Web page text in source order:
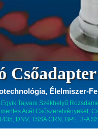
Csőadapter
Élelmiszer-
Egyik Tajvani Székhelyű
Acél Csőszerelvényeket,
DNV, TSSA CRN, BPE, 3-A